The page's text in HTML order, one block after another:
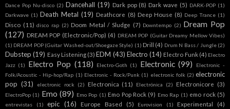
Dance Pop Nu-disco (2) Dancehall (19) Dark pop (8) Dark wave (5) DARK-POP (1)
Darkwave (1) Death Metal (19) Deathcore (8) Deep House (8) Deep Trance (1)
Disco (11) disco rap (2) Doom Metal / Sludge (7) Downtempo (2) Dream Pop
(127) DREAM POP (Electronic/Pop) (4) DREAM POP (Guitar Dreamy Mellow Vibes)
(1) DREAM POP (Guitar Washed-out/Shoegaze Style) (1) Drill (4) Drum N Bass / Jungle (2)
Dubstep (19) Easy Listening (3) EDM (43) Electro (14) Electro Funk (4) Electro
Jazz (1) Electro Pop (118) Electro-Goth (1) Electronic (99)
Electronic -
Folk/Acoustic - Hip-hop/Rap (1) Electronic - Rock/Punk (1) electronic folk (2) electronic
pop (31) electronic rock (2) Electronica (11) Electrónica (2) Electronicore (3)
ElectroPop (1) Emo (89) Emo Pop (1) Emo Pop Rock (9) Emo Rap (1) emo rock (5)
entrevistas (1) epic (16) Europe Based (5) Eurovision (1) Experimental
(4)